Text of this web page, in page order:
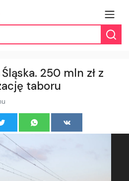
250 mln zł z
taboru